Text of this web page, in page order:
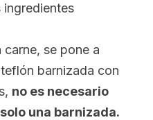
ingredientes
se pone a
barnizada con
no es necesario
una barnizada.